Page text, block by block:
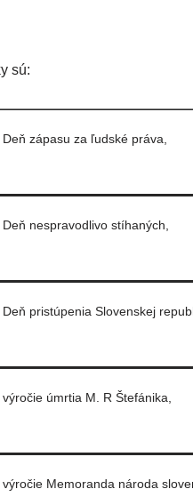
sú:
Deň zápasu za ľudské práva,
Deň nespravodlivo stíhaných,
Deň pristúpenia Slovenskej
výročie úmrtia M. R Štefánika,
výročie Memoranda národa